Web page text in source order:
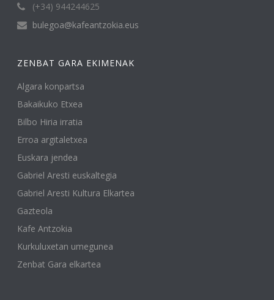
(+34) 944244625
bulegoa@kafeantzokia.eus
ZENBAT GARA EKIMENAK
Algara konpartsa
Bakaikuko Etxea
Bilbo Hiria irratia
Erroa argitaletxea
Euskara jendea
Gabriel Aresti euskaltegia
Gabriel Aresti Kultura Elkartea
Gazteola
Kafe Antzokia
Kurkuluxetan umegunea
Zenbat Gara elkartea